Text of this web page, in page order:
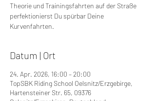
Theorie und Trainingsfahrten auf der Straße
perfektionierst Du spürbar Deine
Kurvenfahrten.
Datum | Ort
24. Apr. 2026, 16:00 – 20:00
TopSBK Riding School Oelsnitz/Erzgebirge,
Hartensteiner Str. 65, 09376